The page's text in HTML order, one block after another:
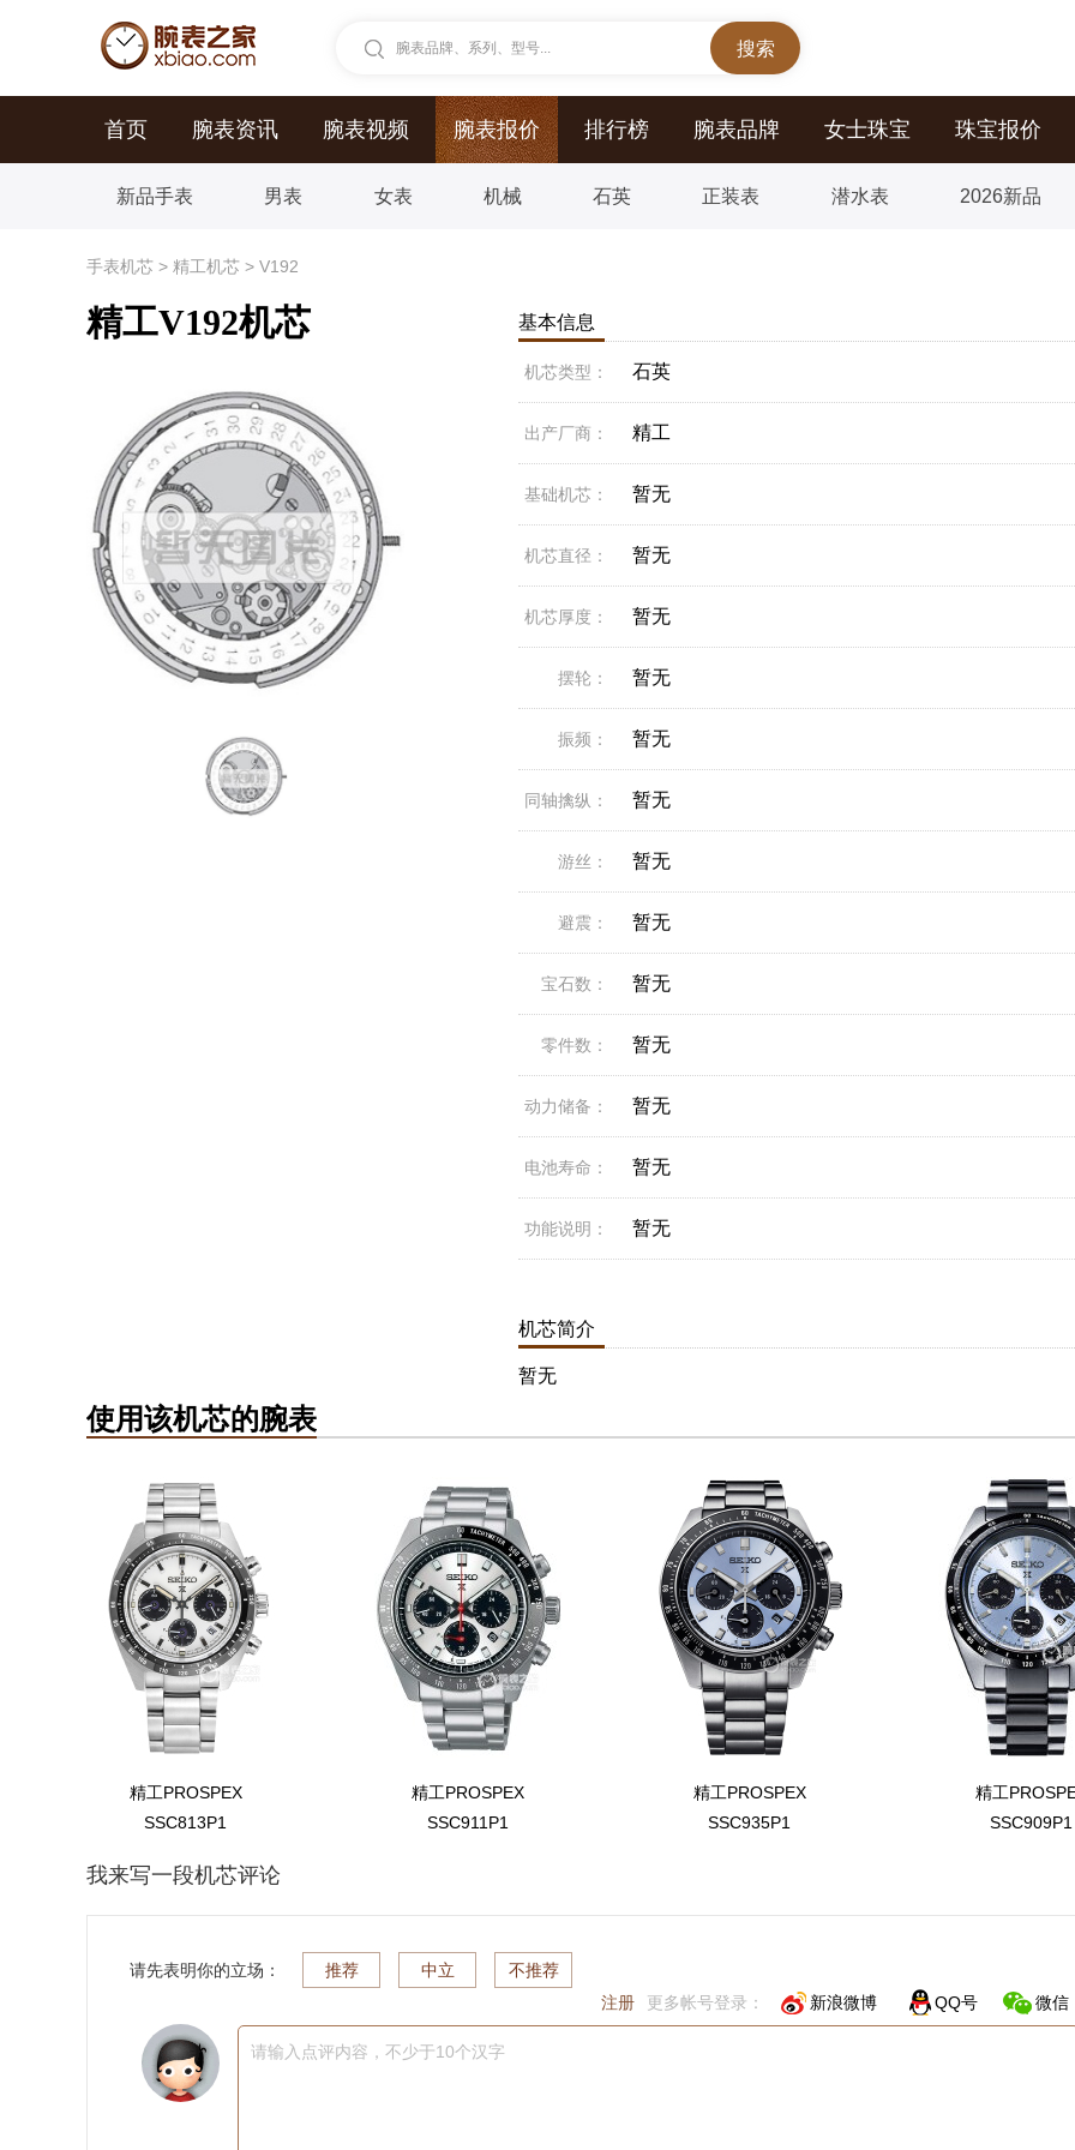
腕表品牌、系列、型号...
首页 腕表资讯 腕表视频 腕表报价 排行榜 腕表品牌 女士珠宝 珠宝报价
新品手表 男表 女表 机械 石英 正装表 潜水表 2026新品
手表机芯 > 精工机芯 > V192
精工V192机芯 基本信息
机芯类型： 石英
出产厂商： 精工
基础机芯： 暂无
机芯直径： 暂无
机芯厚度： 暂无
摆轮： 暂无
振频： 暂无
同轴擒纵： 暂无
游丝： 暂无
避震： 暂无
宝石数： 暂无
零件数： 暂无
动力储备： 暂无
电池寿命： 暂无
功能说明： 暂无
机芯简介
暂无
使用该机芯的腕表
精工PROSPEX
SSC813P1
精工PROSPEX
SSC911P1
精工PROSPEX
SSC935P1
精工
SSC909P1
我来写一段机芯评论
注册 更多帐号登录： 新浪微博 QQ号 微信
请先表明你的立场： 推荐 中立 不推荐
请输入点评内容，不少于10个汉字